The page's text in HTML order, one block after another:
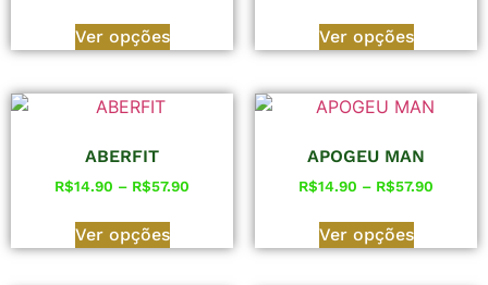
Ver opções Ver opções
ABERFIT
R$14.90 – R$57.90
Ver opções
APOGEU MAN
R$14.90 – R$57.90
Ver opções